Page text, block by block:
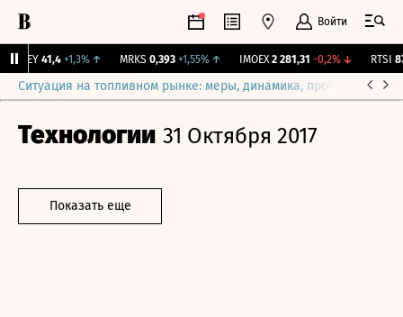
Войти
41,4 +1,3%↑ MRKS 0,393 +1,55%↑ IMOEX 2 281,31 -0,2%↓ RTSI
Ситуация на топливном рынке: меры, динамика, прогнозы
Технологии 31 Октября 2017
Показать еще